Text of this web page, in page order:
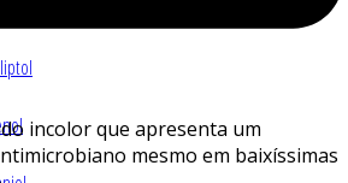
incolor que apresenta um
mesmo em baixíssimas